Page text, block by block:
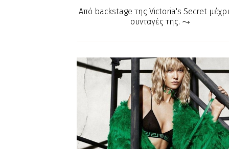
Από backstage της Victoria's Secret μέχρι
συνταγές της.